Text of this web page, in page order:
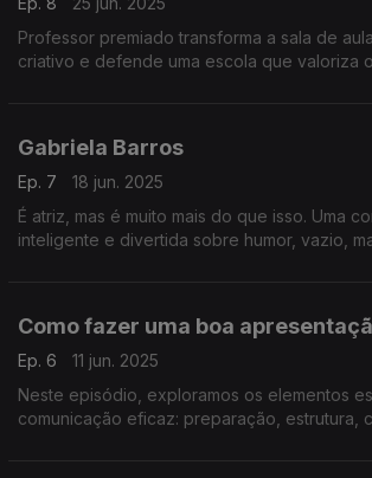
Professor premiado transforma a sala de
criativo e defende uma escola que valoriza
Gabriela Barros
Ep. 7
18 jun. 2025
É atriz, mas é muito mais do que isso. Uma
inteligente e divertida sobre humor, vazio,
Como fazer uma boa
Ep. 6
11 jun. 2025
Neste episódio, exploramos os elementos
comunicação eficaz: preparação, estrutura,